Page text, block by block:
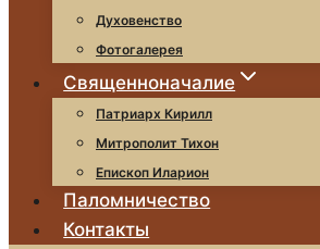
Духовенство
Фотогалерея
Священноначалие
Патриарх Кирилл
Митрополит Тихон
Епископ Иларион
Паломничество
Контакты